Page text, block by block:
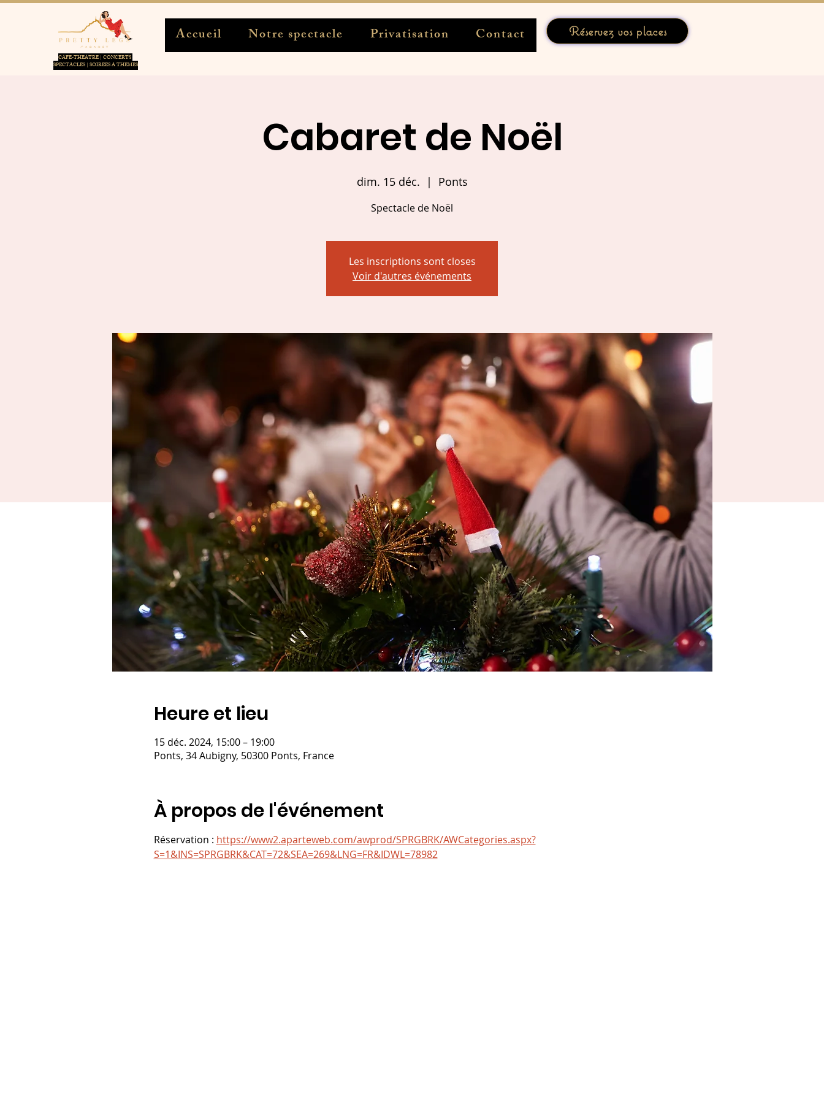
Accueil Notre spectacle Privatisation Contact Réservez vos places
CAFE-THEATRE | CONCERTS
SPECTACLES | SOIREES A THEMES
Cabaret de Noël
dim. 15 déc.
  |
Ponts
Spectacle de Noël
Les inscriptions sont closes
Voir d'autres événements
Heure et lieu
15 déc. 2024, 15:00 – 19:00
Ponts, 34 Aubigny, 50300 Ponts, France
À propos de l'événement
Réservation : https://www2.aparteweb.com/awprod/SPRGBRK/AWCategories.aspx?
S=1&INS=SPRGBRK&CAT=72&SEA=269&LNG=FR&IDWL=78982